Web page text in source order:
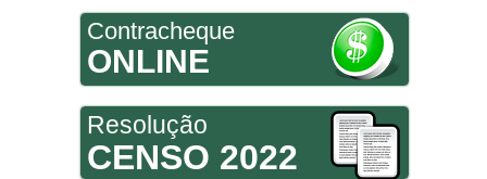
Contracheque
ONLINE
Resolução
CENSO 2022